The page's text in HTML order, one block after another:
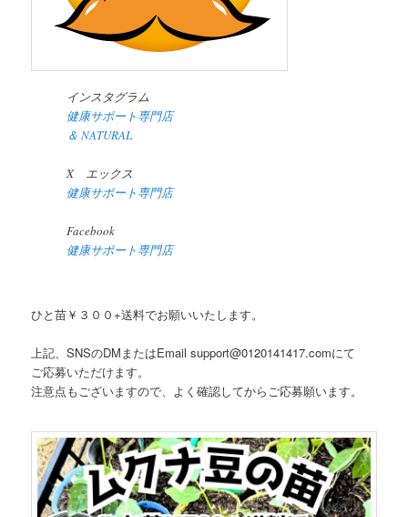
インスタグラム
健康サポート専門店
＆ NATURAL
X エックス
健康サポート専門店
Facebook
健康サポート専門店
ひと苗￥３００+送料でお願いいたします。
上記、SNSのDMまたはEmail support@0120141417.comにて
ご応募いただけます。
注意点もございますので、よく確認してからご応募願います。